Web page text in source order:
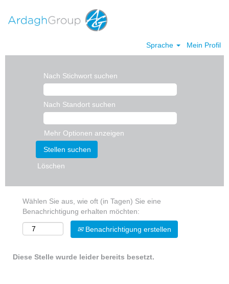
Sprache Mein Profil
Nach Stichwort suchen
Nach Standort suchen
Mehr Optionen anzeigen
Löschen
Wählen Sie aus, wie oft (in Tagen) Sie eine
Benachrichtigung erhalten möchten:
Benachrichtigung erstellen
Diese Stelle wurde leider bereits besetzt.